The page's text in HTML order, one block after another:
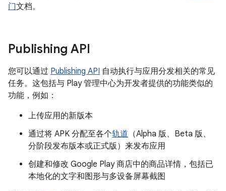
门文档。
Publishing API
您可以通过 Publishing API 自动执行与应用分发相关的常见
任务。这包括与 Play 管理中心为开发者提供的功能类似的
功能，例如：
上传应用的新版本
通过将 APK 分配至各个轨道 （Alpha 版、Beta 版、
分阶段发布版本或正式版）来发布应用
创建和修改 Google Play 商店中的商品详情，包括已
本地化的文字和图形与多设备屏幕截图